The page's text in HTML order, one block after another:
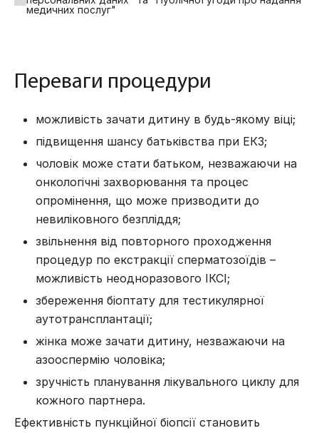
медичних послуг"
Переваги процедури
можливість зачати дитину в будь-якому віці;
підвищення шансу батьківства при ЕКЗ;
чоловік може стати батьком, незважаючи на
онкологічні захворювання та процес
опромінення, що може призводити до
невиліковного безпліддя;
звільнення від повторного проходження
процедур по екстракції сперматозоїдів –
можливість неодноразового ІКСІ;
збереження біоптату для тестикулярної
аутотрансплантації;
жінка може зачати дитину, незважаючи на
азооспермію чоловіка;
зручність планування лікувального циклу для
кожного партнера.
Ефективність пункційної біопсії становить